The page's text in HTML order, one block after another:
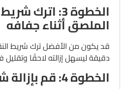
الخطوة 3: اترك
الملصق أثناء جفافه
دقيقة ليسهل إزالته لاحقًا
الخطوة 4: قم بإزالة شريط النقل ببطء